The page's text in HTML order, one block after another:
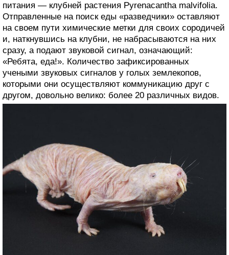
питания — клубней растения Pyrenacantha malvifolia.
Отправленные на поиск еды «разведчики» оставляют
на своем пути химические метки для своих сородичей
и, наткнувшись на клубни, не набрасываются на них
сразу, а подают звуковой сигнал, означающий:
«Ребята, еда!». Количество зафиксированных
учеными звуковых сигналов у голых землекопов,
которыми они осуществляют коммуникацию друг с
другом, довольно велико: более 20 различных видов.